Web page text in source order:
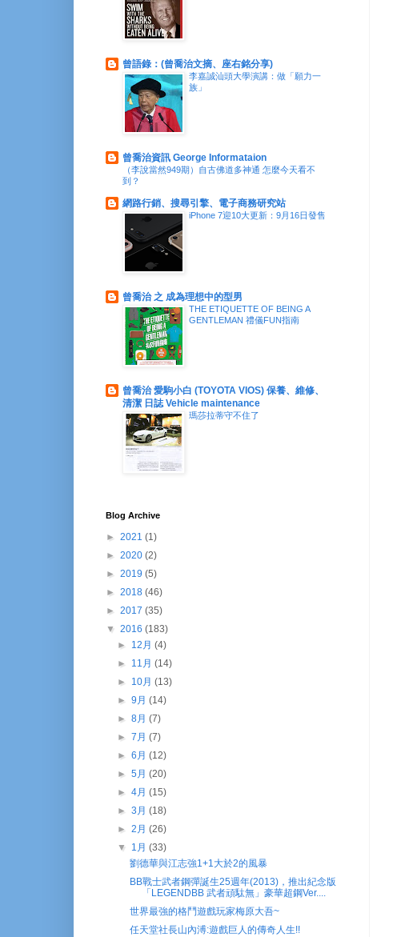
曾語錄：(曾喬治文摘、座右銘分享)
李嘉誠汕頭大學演講：做「願力一
族」
曾喬治資訊 George Informataion
（李說當然949期）自古佛道多神通 怎麼今天看不
到？
網路行銷、搜尋引擎、電子商務研究站
iPhone 7迎10大更新：9月16日發售
曾喬治 之 成為理想中的型男
THE ETIQUETTE OF BEING A
GENTLEMAN 禮儀FUN指南
曾喬治 愛駒小白 (TOYOTA VIOS) 保養、維修、
清潔 日誌 Vehicle maintenance
瑪莎拉蒂守不住了
Blog Archive
► 2021 (1)
► 2020 (2)
► 2019 (5)
► 2018 (46)
► 2017 (35)
▼ 2016 (183)
► 12月(4)
► 11月(14)
► 10月(13)
►9月(14)
►8月(7)
►7月(7)
►6月(12)
►5月(20)
►4月(15)
►3月(18)
►2月(26)
▼ 1月(33)
劉德華與江志強1+1大於2的風暴
BB戰士武者鋼彈誕生25週年(2013)，推出紀念版
「LEGENDBB 武者頑駄無」豪華超鋼Ver....
世界最強的格鬥遊戲玩家梅原大吾~
任天堂社長山內溥:遊戲巨人的傳奇人生!!